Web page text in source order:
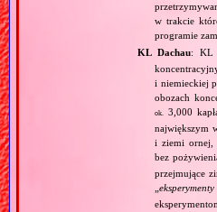
w trakcie
programie
KL Dachau: KL
i niemieckiej
obozach
ok. 3,000
największym
i ziemi ornej,
bez
przejmujące
„eksperymenty